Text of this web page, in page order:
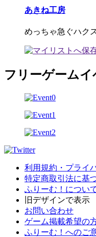
あきね工房
めっちゃ急ぐハク
フリーゲームイ
利用規約・プライ
特定商取引法に基
ふりーむ！につい
旧デザインで表示
お問い合わせ
ゲーム掲載希望の
ふりーむ！へのご